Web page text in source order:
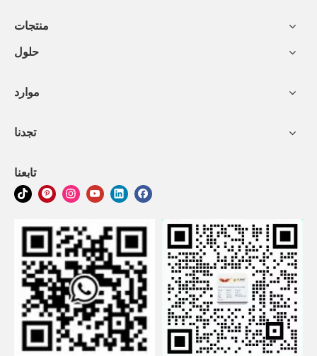
منتجات
حلول
موارد
تجدنا
تابعنا